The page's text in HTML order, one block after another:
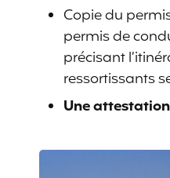
Copie du
permis de
précisant
ressortissants
Une